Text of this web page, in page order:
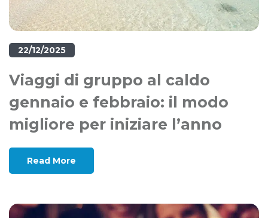
22/12/2025
Viaggi di gruppo al caldo
gennaio e febbraio: il modo
migliore per iniziare l’anno
Read More